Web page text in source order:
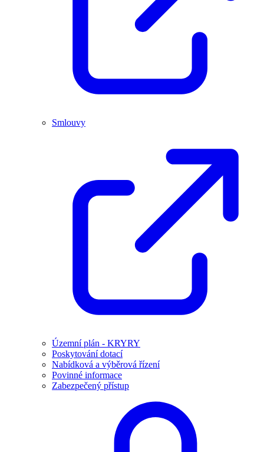
Smlouvy
Územní plán - KRYRY
Poskytování dotací
Nabídková a výběrová řízení
Povinné informace
Zabezpečený přístup